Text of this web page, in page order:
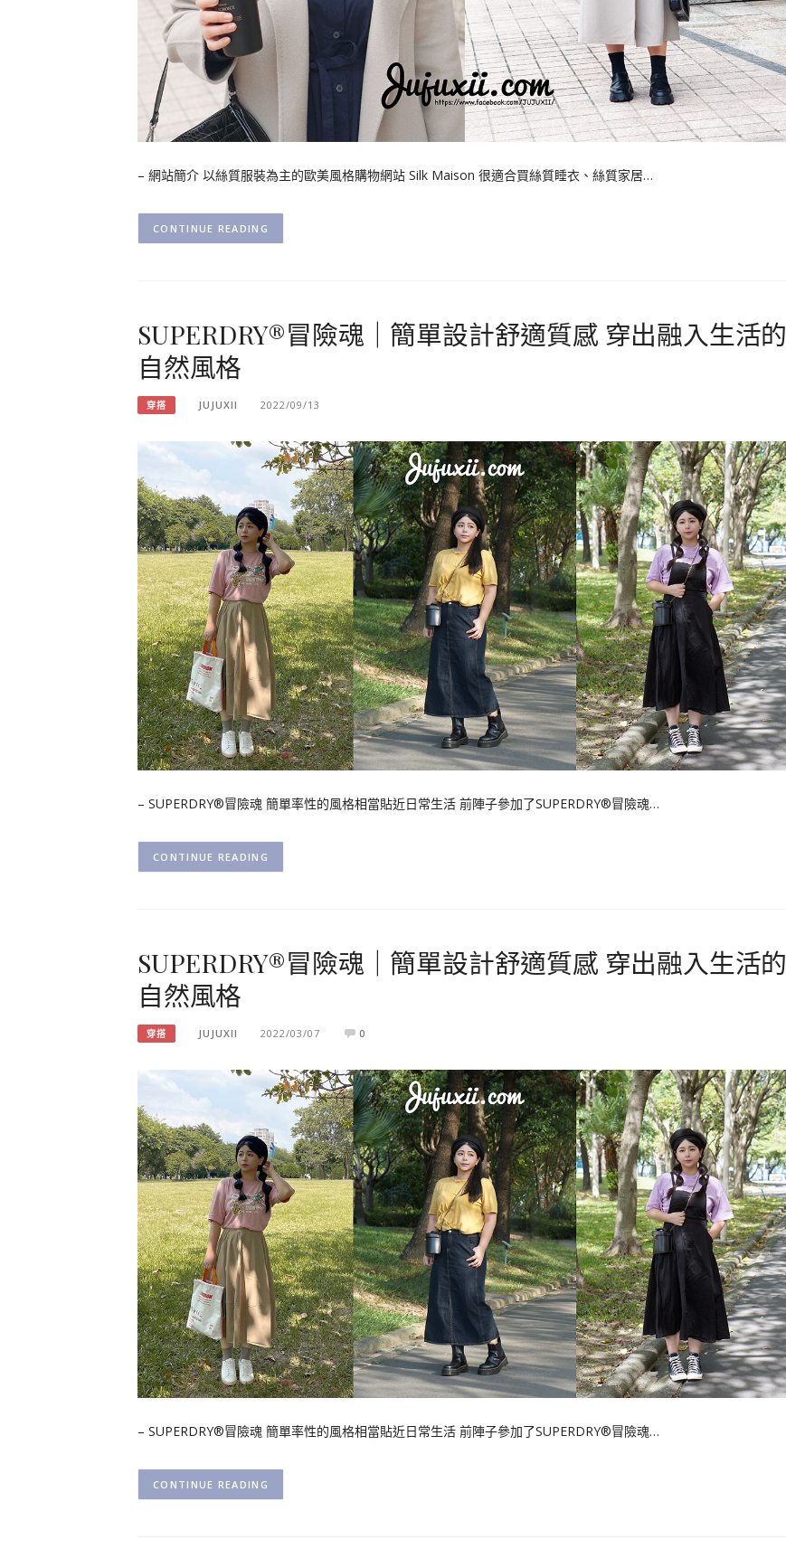
– 網站簡介 以絲質服裝為主的歐美風格購物網站 Silk Maison 很適合買絲質睡衣、絲質家居…
CONTINUE READING
SUPERDRY®冒險魂｜簡單設計舒適質感 穿出融入生活的
自然風格
穿搭 JUJUXII 2022/09/13
– SUPERDRY®冒險魂 簡單率性的風格相當貼近日常生活 前陣子參加了SUPERDRY®冒險魂…
CONTINUE READING
SUPERDRY®冒險魂｜簡單設計舒適質感 穿出融入生活的
自然風格
穿搭 JUJUXII 2022/03/07 0
– SUPERDRY®冒險魂 簡單率性的風格相當貼近日常生活 前陣子參加了SUPERDRY®冒險魂…
CONTINUE READING